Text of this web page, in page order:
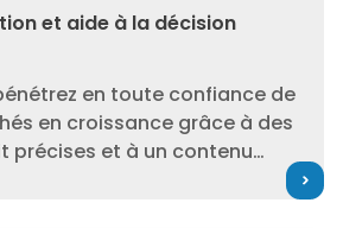
et aide à la décision
en toute confiance de
en croissance grâce à des
précises et à un contenu